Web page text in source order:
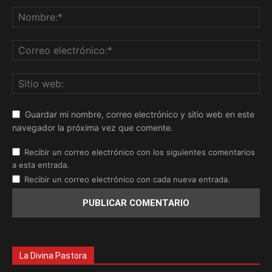
Guardar mi nombre, correo electrónico y sitio web en este
navegador la próxima vez que comente.
Recibir un correo electrónico con los siguientes comentarios
a esta entrada.
Recibir un correo electrónico con cada nueva entrada.
La Divina Pastora